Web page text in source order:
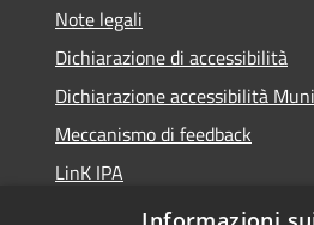
Note legali
Dichiarazione di accessibilità
Dichiarazione accessibilità
Meccanismo di feedback
LinK IPA
Social media policy